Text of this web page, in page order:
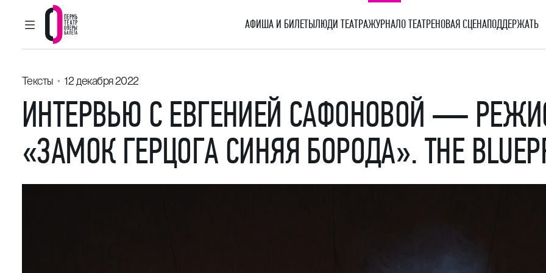
ГЛАВНОЕ МЕНЮ
Пермский театр оперы и балета
АФИША И БИЛЕТЫЛЮДИ ТЕАТРАЖУРНАЛО ТЕАТРЕНОВАЯ СЦЕНАПОДДЕРЖАТЬ
Тексты 12 декабря 2022
ИНТЕРВЬЮ С ЕВГЕНИЕЙ САФОНОВОЙ —
«ЗАМОК ГЕРЦОГА СИНЯЯ БОРОДА». THE